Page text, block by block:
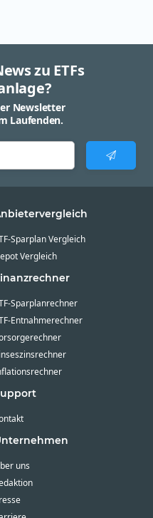
zu ETFs
Newsletter
Laufenden.
Sparplan Vergleich
Vergleich
Sparplanrechner
Entnahmerechner
uns